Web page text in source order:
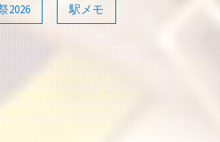
2026 駅メモ